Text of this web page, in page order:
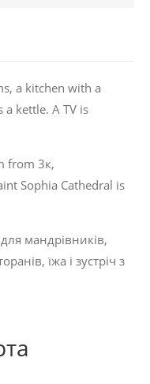
a kitchen with a
a kettle. A TV is
from 3к,
Sophia Cathedral is
мандрівників,
, їжа і зустріч з